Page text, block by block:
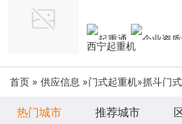
西宁起重机
首页 » 供应信息 »门式起重机»抓斗门
热门城市 推荐城市